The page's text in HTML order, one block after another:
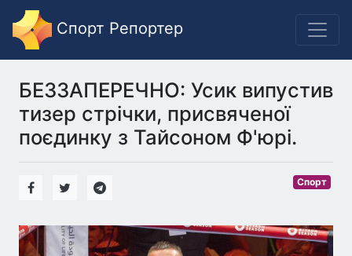
Спорт Репортер
БЕЗЗАПЕРЕЧНО: Усик випустив
тизер стрічки, присвяченої
поєдинку з Тайсоном Ф'юрі.
Спорт